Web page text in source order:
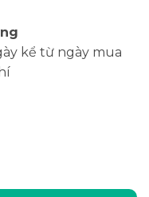
kể từ ngày mua